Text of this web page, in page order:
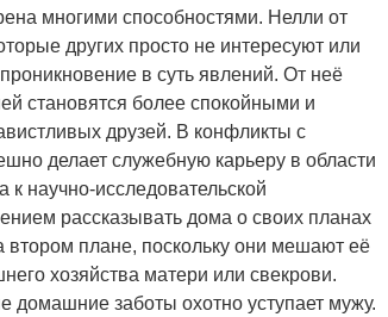
многими способностями. Нелли от
других просто не интересуют или
в суть явлений. От неё
становятся более спокойными и
друзей. В конфликты с
делает служебную карьеру в области
к научно-исследовательской
рассказывать дома о своих планах
втором плане, поскольку они мешают её
хозяйства матери или свекрови.
домашние заботы охотно уступает мужу.